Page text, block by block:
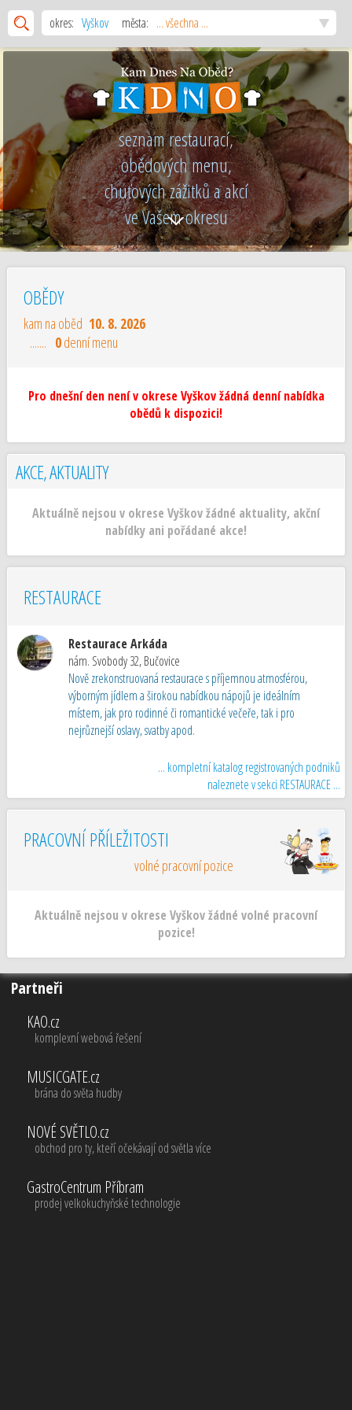
okres: Vyškov města: ... všechna ...
seznam restaurací,
obědových menu,
chuťových zážitků a akcí
ve Vašem okresu
OBĚDY
kam na oběd 10. 8. 2026
....... 0denní menu
Pro dnešní den není v okrese Vyškov žádná denní nabídka
obědů k dispozici!
AKCE, AKTUALITY
Aktuálně nejsou v okrese Vyškov žádné aktuality, akční
nabídky ani pořádané akce!
RESTAURACE
Restaurace Arkáda
nám. Svobody 32,Bučovice
Nově zrekonstruovaná restaurace s příjemnou atmosférou,
výborným jídlem a širokou nabídkou nápojů je ideálním
místem, jak pro rodinné či romantické večeře, tak i pro
nejrůznejší oslavy, svatby apod.
... kompletní katalog registrovaných podniků
naleznete v sekci RESTAURACE ...
PRACOVNÍ PŘÍLEŽITOSTI
volné pracovní pozice
Aktuálně nejsou v okrese Vyškov žádné volné pracovní
pozice!
Partneři
KAO.cz
komplexní webová řešení
MUSICGATE.cz
brána do světa hudby
NOVÉ SVĚTLO.cz
obchod pro ty, kteří očekávají od světla více
GastroCentrum Příbram
prodej velkokuchyňské technologie